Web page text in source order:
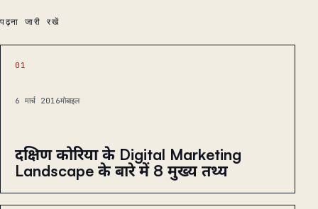
पढ़ना जारी रखें
01
6 मार्च 2016मोबाइल
दक्षिण कोरिया के Digital Marketing
Landscape के बारे में 8 मुख्य तथ्य